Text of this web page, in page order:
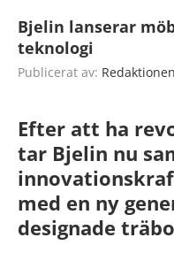
Bjelin lanserar
teknologi
Publicerat av: Redaktionen
Efter att ha
tar Bjelin nu
med en ny
designade